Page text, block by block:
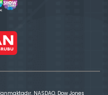
NASDAQ, Dow Jones